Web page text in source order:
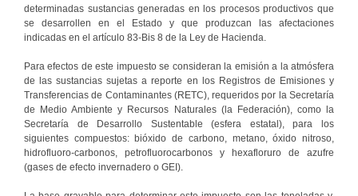
determinadas sustancias generadas en los procesos productivos que
se desarrollen en el Estado y que produzcan las afectaciones
indicadas en el artículo 83-Bis 8 de la Ley de Hacienda.
Para efectos de este impuesto se consideran la emisión a la atmósfera
de las sustancias sujetas a reporte en los Registros de Emisiones y
Transferencias de Contaminantes (RETC), requeridos por la Secretaría
de Medio Ambiente y Recursos Naturales (la Federación), como la
Secretaría de Desarrollo Sustentable (esfera estatal), para los
siguientes compuestos: bióxido de carbono, metano, óxido nitroso,
hidrofluoro-carbonos, petrofluorocarbonos y hexafloruro de azufre
(gases de efecto invernadero o GEI).